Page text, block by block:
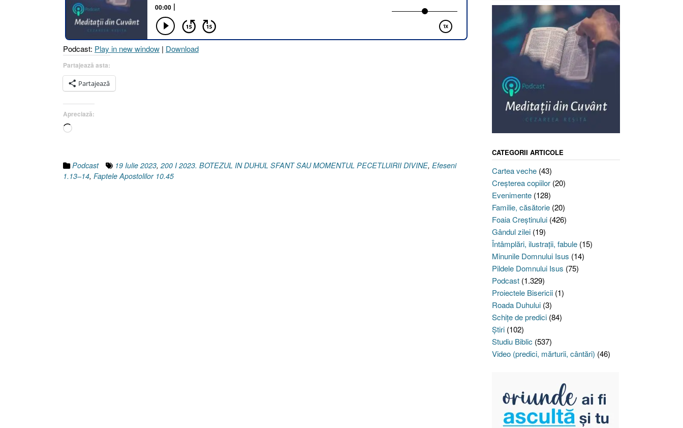
SFÂNT
SAU
MOMENTUL
PECETLUIRII
DIVINE
Podcast: Play in new window | Download
Partajează asta:
Partajează
Apreciază:
Încarc...
Podcast 19 Iulie 2023, 200 I 2023. BOTEZUL IN DUHUL SFANT SAU MOMENTUL PECETLUIRII DIVINE, Efeseni
1.13–14, Faptele Apostolilor 10.45
CATEGORII ARTICOLE
Cartea veche(43)
Creşterea copiilor(20)
Evenimente(128)
Familie, căsătorie(20)
Foaia Creştinului(426)
Gândul zilei(19)
Întâmplări, ilustraţii, fabule(15)
Minunile Domnului Isus (14)
Pildele Domnului Isus (75)
Podcast(1.329)
Proiectele Bisericii(1)
Roada Duhului(3)
Schiţe de predici(84)
Ştiri(102)
Studiu Biblic (537)
Video (predici, mărturii, cântări) (46)